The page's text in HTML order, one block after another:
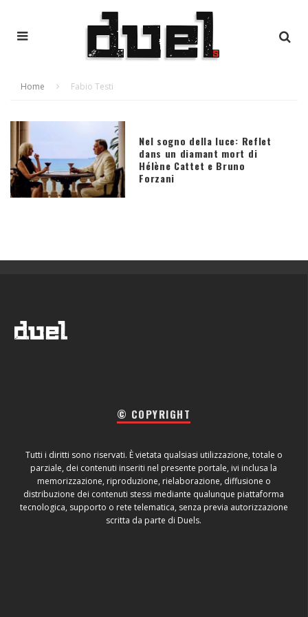
Home Fabio Testi
Nel sogno della luce: Reflet
dans un diamant mort di
Hélène Cattet e Bruno
Forzani
© COPYRIGHT
Tutti i diritti sono riservati. È vietata qualsiasi utilizzazione, totale o
parziale, dei contenuti inseriti nel presente portale, ivi inclusa la
memorizzazione, riproduzione, rielaborazione, diffusione o
distribuzione dei contenuti stessi mediante qualunque piattaforma
tecnologica, supporto o rete telematica, senza previa autorizzazione
scritta da parte di Duels.